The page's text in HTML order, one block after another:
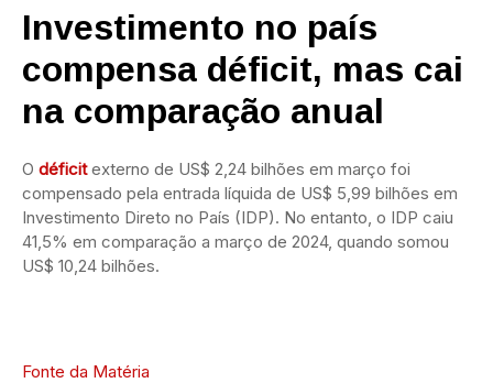
Investimento no país
compensa déficit, mas cai
na comparação anual
O déficitexterno de US$ 2,24 bilhões em março foi
compensado pela entrada líquida de US$ 5,99 bilhões em
Investimento Direto no País (IDP). No entanto, o IDP caiu
41,5% em comparação a março de 2024, quando somou
US$ 10,24 bilhões.
Fonte da Matéria